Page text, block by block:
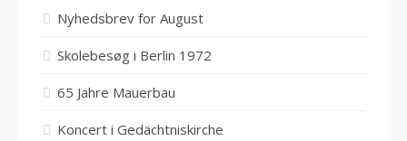
Nyhedsbrev for August
Skolebesøg i Berlin 1972
65 Jahre Mauerbau
Koncert i Gedächtniskirche